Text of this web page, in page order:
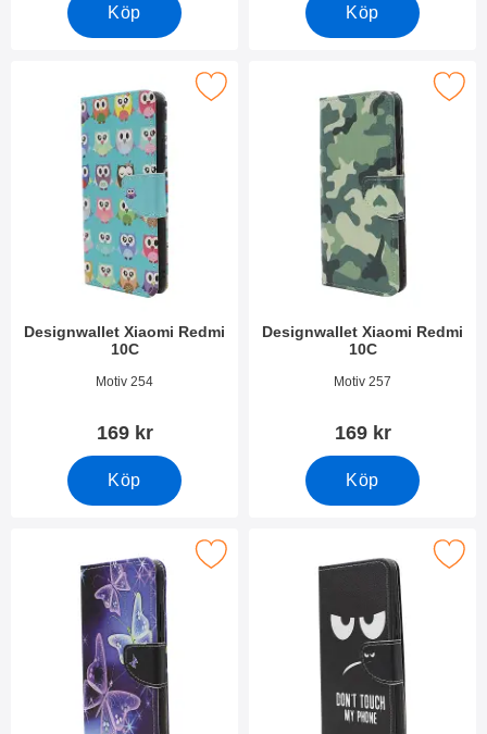
Köp Köp
Designwallet Xiaomi Redmi
10C
Art. nr 44354Motiv 254
169 kr
Köp
Makera designwallet Xiaomi Redmi 10C som favorit
Designwallet Xiaomi Redmi
10C
Art. nr 44353Motiv 257
169 kr
Köp
Makera designwallet Xiaomi
Makera designwallet Xiaomi Redmi 10C som favorit
Makera designwallet Xiaomi